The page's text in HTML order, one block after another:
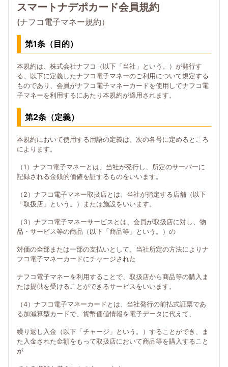
スマートナデポカード会員規約
(ナフコ電子マネー規約）
第1条（目的）
本規約は、株式会社ナフコ（以下「当社」という。）が発行す
る、以下に定義したナフコ電子マネーのご利用について規定する
ものであり、会員がナフコ電子マネーカードを使用してナフコ電
子マネーを利用するにあたり本規約が適用されます。
第2条（定義）
本規約において使用する用語の定義は、次の各号に定めるところ
によります。
（1）ナフコ電子マネーとは、当社が発行し、所定のサーバーに
記録される金銭的価値を証するものをいいます。
（2）ナフコ電子マネー取扱店とは、当社が指定する店舗（以下
「取扱店」という。）または施設をいいます。
（3）ナフコ電子マネーサービスとは、会員が取扱店に対し、物
品・サービス等の商品（以下「商品等」という。）の
対価の全部または一部の支払いとして、当社所定の方法によりナ
フコ電子マネーカードにチャージされた
ナフコ電子マネーを利用することで、取扱店から商品等の購入ま
たは提供を受けることができるサービスをいいます。
（4）ナフコ電子マネーカードとは、当社発行の前払式証票であ
る加減算型カードで、貨幣価値情報を電子データに代えて、
繰り返し入金（以下「チャージ」という。）することができ、ま
た入金された金額をもって取扱店において商品等を購入すること
が